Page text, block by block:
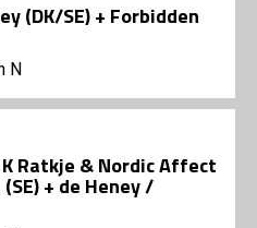
(DK/SE) + Forbidden
N
K Ratkje & Nordic Affect
+ de Heney /